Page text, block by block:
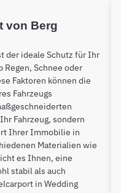
von Berg
der ideale Schutz für Ihr
Regen, Schnee oder
Faktoren können die
Fahrzeugs
Fahrzeug, sondern
Ihrer Immobilie in
Materialien wie
es Ihnen, eine
stabil als auch
in Wedding